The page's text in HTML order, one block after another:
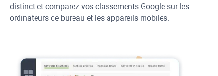
distinct et comparez vos classements Google sur les
ordinateurs de bureau et les appareils mobiles.